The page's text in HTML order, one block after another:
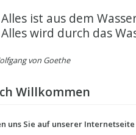
Alles ist aus dem
Alles wird durch das
von Goethe
Willkommen
uns Sie auf unserer